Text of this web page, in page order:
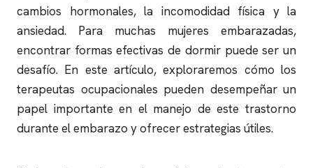
cambios hormonales, la incomodidad física y la
ansiedad. Para muchas mujeres embarazadas,
encontrar formas efectivas de dormir puede ser un
desafío. En este artículo, exploraremos cómo los
terapeutas ocupacionales pueden desempeñar un
papel importante en el manejo de este trastorno
durante el embarazo y ofrecer estrategias útiles.